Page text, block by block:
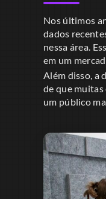
Nos últimos
dados
nessa área.
em um
Além disso, a
de que
um público